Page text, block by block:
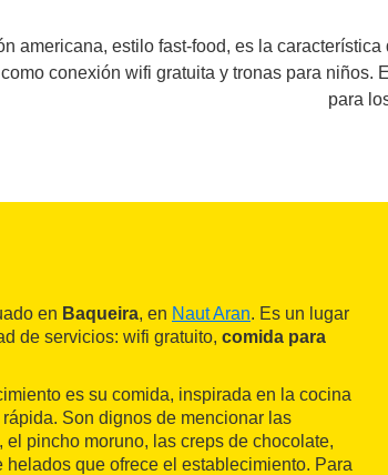
americana, estilo fast-food, es la
conexión wifi gratuita y tronas para
para
en Baqueira, en Naut Aran. Es un lugar
de servicios: wifi gratuito, comida para
es su comida, inspirada en la cocina
Son dignos de mencionar las
el pincho moruno, las creps de chocolate,
que ofrece el establecimiento. Para